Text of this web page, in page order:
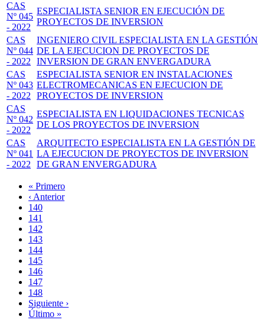
CAS
Nº 045
- 2022
ESPECIALISTA SENIOR EN EJECUCIÓN DE
PROYECTOS DE INVERSION
CAS
Nº 044
- 2022
INGENIERO CIVIL ESPECIALISTA EN LA GESTIÓN
DE LA EJECUCION DE PROYECTOS DE
INVERSION DE GRAN ENVERGADURA
CAS
Nº 043
- 2022
ESPECIALISTA SENIOR EN INSTALACIONES
ELECTROMECANICAS EN EJECUCION DE
PROYECTOS DE INVERSION
CAS
Nº 042
- 2022
ESPECIALISTA EN LIQUIDACIONES TECNICAS
DE LOS PROYECTOS DE INVERSION
CAS
Nº 041
- 2022
ARQUITECTO ESPECIALISTA EN LA GESTIÓN DE
LA EJECUCION DE PROYECTOS DE INVERSION
DE GRAN ENVERGADURA
Paginación
Primera
página
« Primero
Página
anterior
‹ Anterior
Page
140
Page
141
Page
142
Page
143
Página
actual
144
Page
145
Page
146
Page
147
Page
148
Siguiente
página
Siguiente ›
Última
Último »